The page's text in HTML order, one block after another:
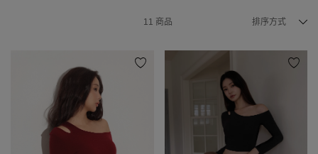
11 商品 排序方式